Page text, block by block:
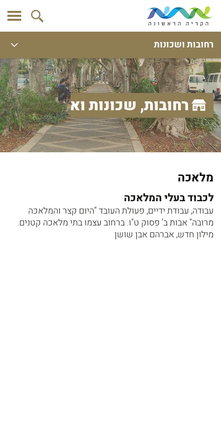
רחובות ושכונות
רחובות, שכונות ואתרים
מלאכה
לכבוד בעלי המלאכה
עבודה, עבודת ידיים, פעולת העובד "היום קצר והמלאכה
מרובה" אבות ב' פסוק ט"ו. ברחוב עצמו בתי מלאכה קטנים.
מילון חדש, אברהם אבן שושן